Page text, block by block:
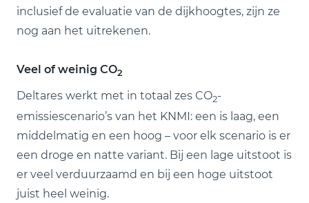
inclusief de evaluatie van de dijkhoogtes, zijn ze
nog aan het uitrekenen.
Veel of weinig CO2
Deltares werkt met in totaal zes CO2-
emissiescenario’s van het KNMI: een is laag, een
middelmatig en een hoog – voor elk scenario is er
een droge en natte variant. Bij een lage uitstoot is
er veel verduurzaamd en bij een hoge uitstoot
juist heel weinig.